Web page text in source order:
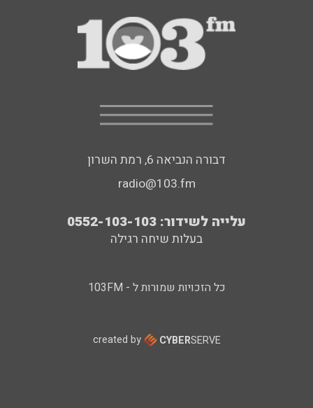
דבורה הנביאה 6, רמת השרון
radio@103.fm
עלייה לשידור: 0552-103-103
בעלות שיחה רגילה
כל הזכויות שמורות ל - 103FM
created by CYBERSERVE